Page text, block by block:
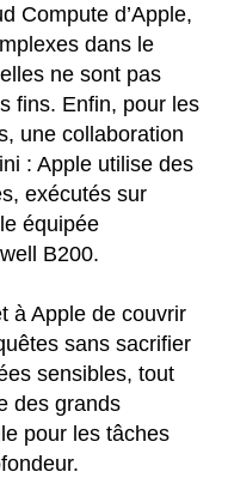
Compute d’Apple,
dans le
ne sont pas
fins. Enfin, pour les
une collaboration
: Apple utilise des
exécutés sur
équipée
B200.
à Apple de couvrir
sans sacrifier
sensibles, tout
des grands
pour les tâches